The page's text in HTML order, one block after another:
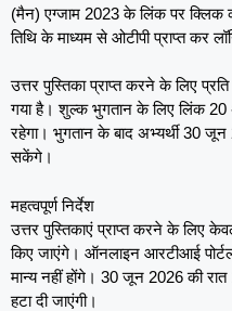
(मैन) एग्जाम 2023 के लिंक पर
तिथि के माध्यम से ओटीपी प्राप्त कर
उत्तर पुस्तिका प्राप्त करने के लिए
गया है। शुल्क भुगतान के लिए लिंक
रहेगा। भुगतान के बाद अभ्यर्थी 30
सकेंगे।
महत्वपूर्ण निर्देश
उत्तर पुस्तिकाएं प्राप्त करने के लिए
किए जाएंगे। ऑनलाइन आरटीआई
मान्य नहीं होंगे। 30 जून 2026 की
हटा दी जाएंगी।